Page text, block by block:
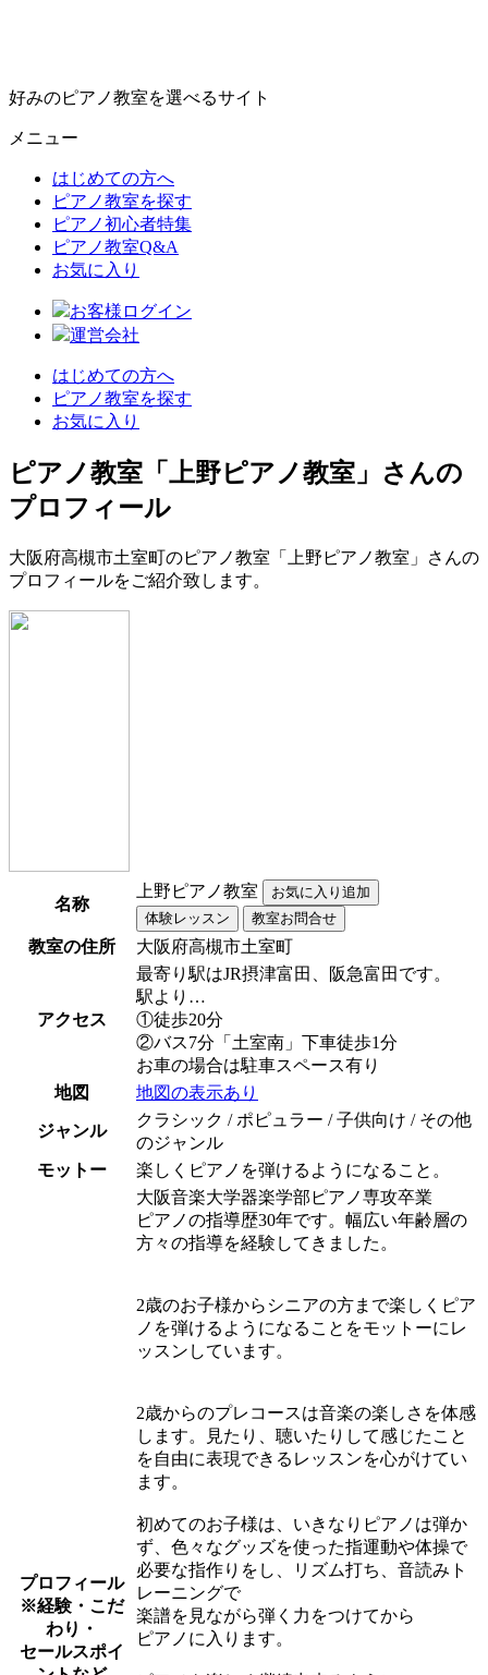
好みのピアノ教室を選べるサイト
メニュー
はじめての方へ
ピアノ教室を探す
ピアノ初心者特集
ピアノ教室Q&A
お気に入り
お客様ログイン
運営会社
はじめての方へ
ピアノ教室を探す
お気に入り
ピアノ教室「上野ピアノ教室」さんの
プロフィール
大阪府高槻市土室町のピアノ教室「上野ピアノ教室」さんの
プロフィールをご紹介致します。
名称
上野ピアノ教室
教室の住所 大阪府高槻市土室町
アクセス
最寄り駅はJR摂津富田、阪急富田です。
駅より…
①徒歩20分
②バス7分「土室南」下車徒歩1分
お車の場合は駐車スペース有り
地図
地図の表示あり
ジャンル
クラシック / ポピュラー / 子供向け / その他
のジャンル
モットー
楽しくピアノを弾けるようになること。
プロフィール
※経験・こだ
わり・
セールスポイ
大阪音楽大学器楽学部ピアノ専攻卒業
ピアノの指導歴30年です。幅広い年齢層の
方々の指導を経験してきました。
2歳のお子様からシニアの方まで楽しくピア
ノを弾けるようになることをモットーにレ
ッスンしています。
2歳からのプレコースは音楽の楽しさを体感
します。見たり、聴いたりして感じたこと
を自由に表現できるレッスンを心がけてい
ます。
初めてのお子様は、いきなりピアノは弾か
ず、色々なグッズを使った指運動や体操で
必要な指作りをし、リズム打ち、音読みト
レーニングで
楽譜を見ながら弾く力をつけてから
ピアノに入ります。